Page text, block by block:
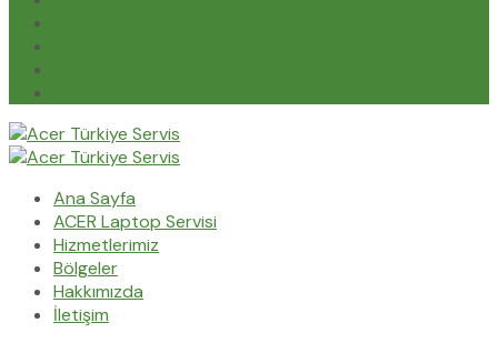
Ana Sayfa
ACER Laptop Servisi
Hizmetlerimiz
Bölgeler
Hakkımızda
İletişim